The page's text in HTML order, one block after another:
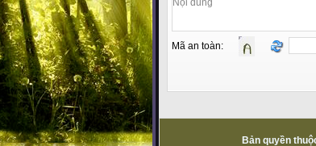
Mã an toàn:
Bản quyền